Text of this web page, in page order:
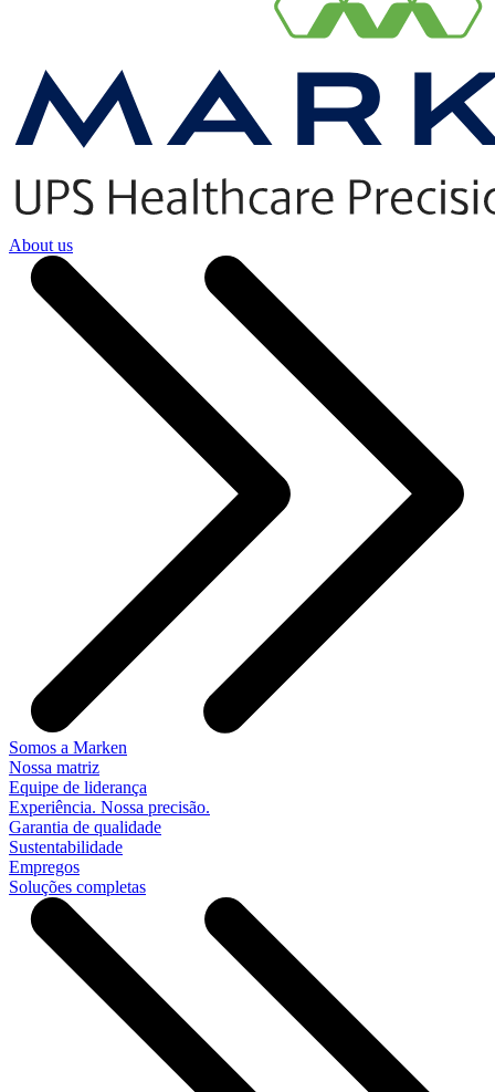
About us
Somos a Marken
Nossa matriz
Equipe de liderança
Experiência. Nossa precisão.
Garantia de qualidade
Sustentabilidade
Empregos
Soluções completas